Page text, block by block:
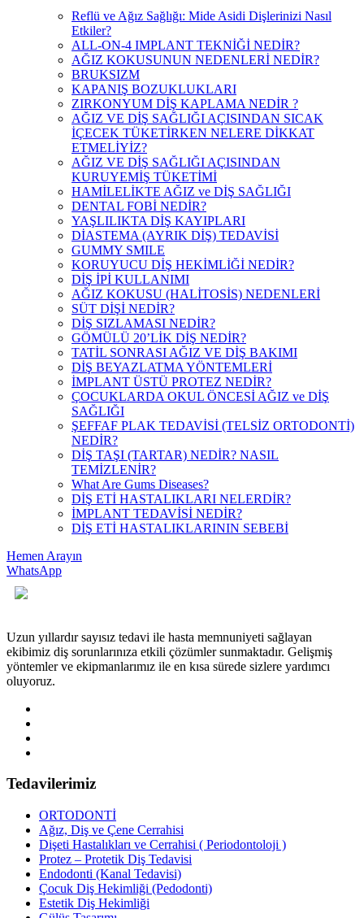
Reflü ve Ağız Sağlığı: Mide Asidi Dişlerinizi Nasıl
Etkiler?
ALL-ON-4 IMPLANT TEKNİĞİ NEDİR?
AĞIZ KOKUSUNUN NEDENLERİ NEDİR?
BRUKSIZM
KAPANIŞ BOZUKLUKLARI
ZIRKONYUM DİŞ KAPLAMA NEDİR ?
AĞIZ VE DİŞ SAĞLIĞI AÇISINDAN SICAK
İÇECEK TÜKETİRKEN NELERE DİKKAT
ETMELİYİZ?
AĞIZ VE DİŞ SAĞLIĞI AÇISINDAN
KURUYEMİŞ TÜKETİMİ
HAMİLELİKTE AĞIZ ve DİŞ SAĞLIĞI
DENTAL FOBİ NEDİR?
YAŞLILIKTA DİŞ KAYIPLARI
DİASTEMA (AYRIK DİŞ) TEDAVİSİ
GUMMY SMILE
KORUYUCU DİŞ HEKİMLİĞİ NEDİR?
DİŞ İPİ KULLANIMI
AĞIZ KOKUSU (HALİTOSİS) NEDENLERİ
SÜT DİŞİ NEDİR?
DİŞ SIZLAMASI NEDİR?
GÖMÜLÜ 20’LİK DİŞ NEDİR?
TATİL SONRASI AĞIZ VE DİŞ BAKIMI
DİŞ BEYAZLATMA YÖNTEMLERİ
İMPLANT ÜSTÜ PROTEZ NEDİR?
ÇOCUKLARDA OKUL ÖNCESİ AĞIZ ve DİŞ
SAĞLIĞI
ŞEFFAF PLAK TEDAVİSİ (TELSİZ ORTODONTİ)
NEDİR?
DİŞ TAŞI (TARTAR) NEDİR? NASIL
TEMİZLENİR?
What Are Gums Diseases?
DİŞ ETİ HASTALIKLARI NELERDİR?
İMPLANT TEDAVİSİ NEDİR?
DİŞ ETİ HASTALIKLARININ SEBEBİ
Hemen Arayın
WhatsApp
Uzun yıllardır sayısız tedavi ile hasta memnuniyeti sağlayan
ekibimiz diş sorunlarınıza etkili çözümler sunmaktadır. Gelişmiş
yöntemler ve ekipmanlarımız ile en kısa sürede sizlere yardımcı
oluyoruz.
Tedavilerimiz
ORTODONTİ
Ağız, Diş ve Çene Cerrahisi
Dişeti Hastalıkları ve Cerrahisi ( Periodontoloji )
Protez – Protetik Diş Tedavisi
Endodonti (Kanal Tedavisi)
Çocuk Diş Hekimliği (Pedodonti)
Estetik Diş Hekimliği